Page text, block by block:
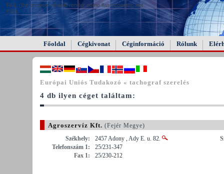
FAIL (the browser should render some flash content, not
this).
Főoldal Cégkivonat Céginformáció Rólunk
Európai Uniós Tudakozó « tachograf szerelés
4 db ilyen céget találtam:
Agroszervíz Kft. (Fejér Megye)
Székhely:
2457 Adony , Ady E. u. 82.
Telefonszám 1:
25/231-347
Fax 1:
25/230-212